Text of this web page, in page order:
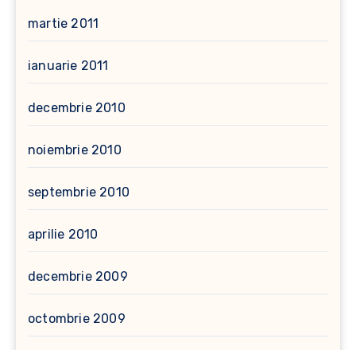
martie 2011
ianuarie 2011
decembrie 2010
noiembrie 2010
septembrie 2010
aprilie 2010
decembrie 2009
octombrie 2009